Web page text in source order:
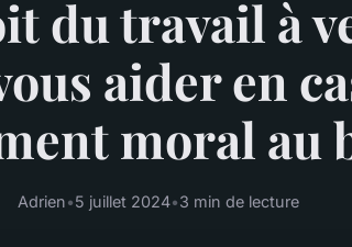
du travail à
aider en
moral au
Adrien•5 juillet 2024•3 min de lecture